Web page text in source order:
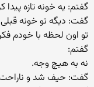
گفتم: یه خونه تازه پیدا
گفت: دیگه تو خونه
تو اون لحظه با خودم
گفتم:
نه به هیچ وجه.
گفت: حیف شد و